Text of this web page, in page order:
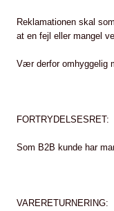
Reklamationen skal
at en fejl eller mangel
Vær derfor omhyggelig
FORTRYDELSESRET:
Som B2B kunde har
VARERETURNERING: